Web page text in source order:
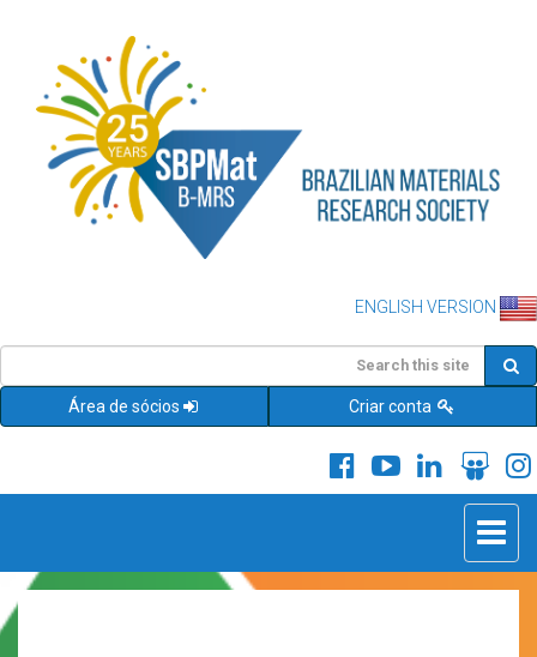
ENGLISH VERSION
Área de sócios Criar conta
Toggle